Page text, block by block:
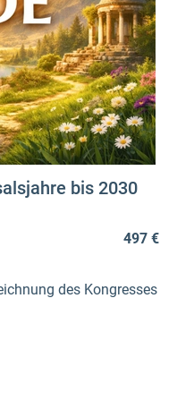
bis 2030
497 €
des Kongresses